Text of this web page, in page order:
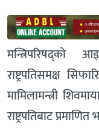
राष्ट्रपतिसमक्ष
मामिलामन्त्री
राष्ट्रपतिबाट